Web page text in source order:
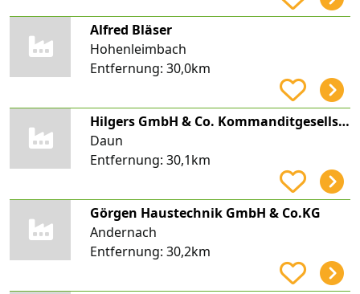
Alfred Bläser
Hohenleimbach
Entfernung: 30,0km
Hilgers GmbH & Co. Kommanditgesellschaft
Daun
Entfernung: 30,1km
Görgen Haustechnik GmbH & Co.KG
Andernach
Entfernung: 30,2km